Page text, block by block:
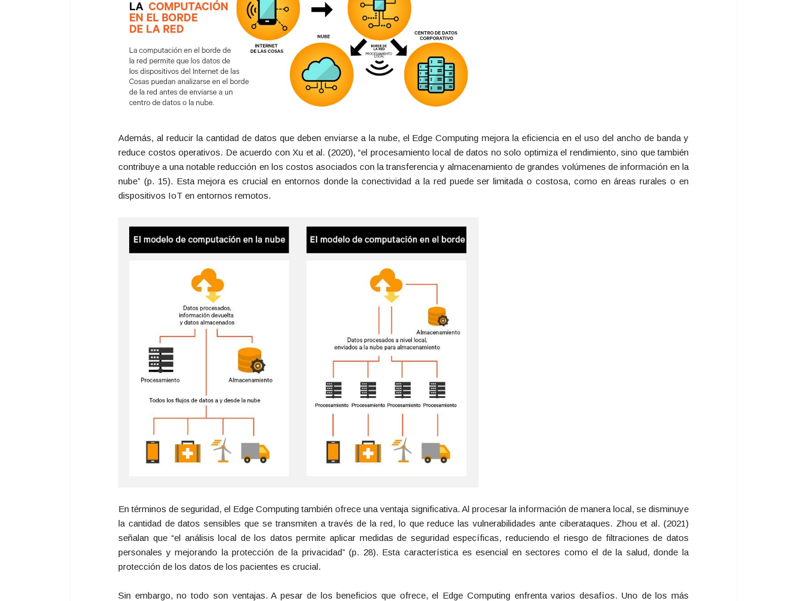
Además, al reducir la cantidad de datos que deben enviarse a la nube, el Edge Computing mejora la eficiencia en el uso del ancho de banda y
reduce costos operativos. De acuerdo con Xu et al. (2020), “el procesamiento local de datos no solo optimiza el rendimiento, sino que también
contribuye a una notable reducción en los costos asociados con la transferencia y almacenamiento de grandes volúmenes de información en la
nube” (p. 15). Esta mejora es crucial en entornos donde la conectividad a la red puede ser limitada o costosa, como en áreas rurales o en
dispositivos IoT en entornos remotos.
En términos de seguridad, el Edge Computing también ofrece una ventaja significativa. Al procesar la información de manera local, se disminuye
la cantidad de datos sensibles que se transmiten a través de la red, lo que reduce las vulnerabilidades ante ciberataques. Zhou et al. (2021)
señalan que “el análisis local de los datos permite aplicar medidas de seguridad específicas, reduciendo el riesgo de filtraciones de datos
personales y mejorando la protección de la privacidad” (p. 28). Esta característica es esencial en sectores como el de la salud, donde la
protección de los datos de los pacientes es crucial.
Sin embargo, no todo son ventajas. A pesar de los beneficios que ofrece, el Edge Computing enfrenta varios desafíos. Uno de los más